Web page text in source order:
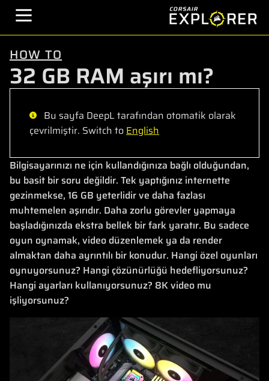
HOW TO
32 GB RAM aşırı mı?
Bu sayfa DeepL tarafından otomatik olarak
çevrilmiştir. Switch toEnglish
Bilgisayarınızı ne için kullandığınıza bağlı olduğundan,
bu basit bir soru değildir. Tek yaptığınız internette
gezinmekse, 16 GB yeterlidir ve daha fazlası
muhtemelen aşırıdır. Daha zorlu görevler yapmaya
başladığınızda ekstra bellek bir fark yaratır. Bu sadece
oyun oynamak, video düzenlemek ya da render
almaktan daha ayrıntılı bir konudur. Hangi özel oyunları
oynuyorsunuz? Hangi çözünürlüğü hedefliyorsunuz?
Hangi ayarları kullanıyorsunuz? 8K video mu
işliyorsunuz?